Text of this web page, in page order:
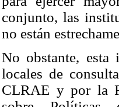
conjunto, las
no están
No obstante, esta
locales de
CLRAE y por la